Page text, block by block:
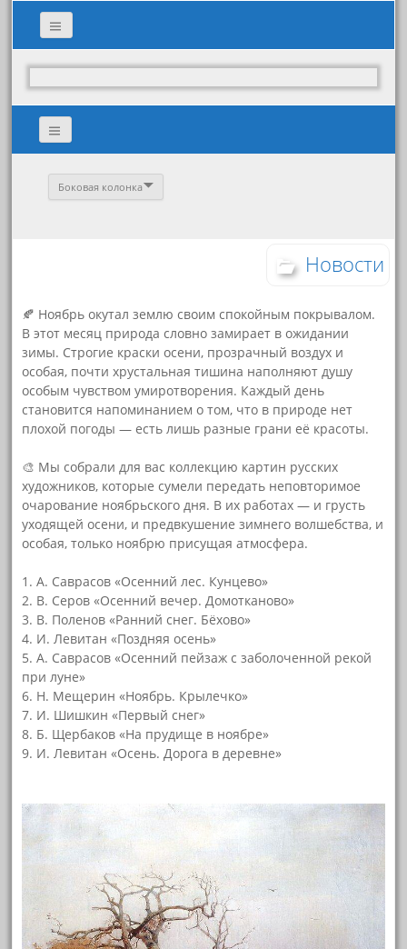
Боковая колонка
Новости
🍂 Ноябрь окутал землю своим спокойным покрывалом.
В этот месяц природа словно замирает в ожидании
зимы. Строгие краски осени, прозрачный воздух и
особая, почти хрустальная тишина наполняют душу
особым чувством умиротворения. Каждый день
становится напоминанием о том, что в природе нет
плохой погоды — есть лишь разные грани её красоты.
🎨 Мы собрали для вас коллекцию картин русских
художников, которые сумели передать неповторимое
очарование ноябрьского дня. В их работах — и грусть
уходящей осени, и предвкушение зимнего волшебства, и
особая, только ноябрю присущая атмосфера.
1. А. Саврасов «Осенний лес. Кунцево»
2. В. Серов «Осенний вечер. Домотканово»
3. В. Поленов «Ранний снег. Бёхово»
4. И. Левитан «Поздняя осень»
5. А. Саврасов «Осенний пейзаж с заболоченной рекой
при луне»
6. Н. Мещерин «Ноябрь. Крылечко»
7. И. Шишкин «Первый снег»
8. Б. Щербаков «На прудище в ноябре»
9. И. Левитан «Осень. Дорога в деревне»